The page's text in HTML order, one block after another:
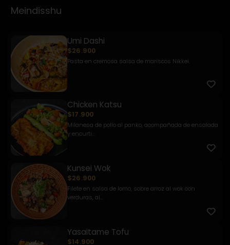
Meindisshu
Umi Dashi
$26.900
Pasta en cremosa salsa de mariscos Nikkei.
Chicken Katsu
$17.900
Milanesa de pollo al panko, acompañada de ensalada
y encurti...
Kunsei Wok
$26.900
Filete en salsa de lomo, sobre arroz al wok con
verduras, al...
Yasaitame Tofu
$14.900